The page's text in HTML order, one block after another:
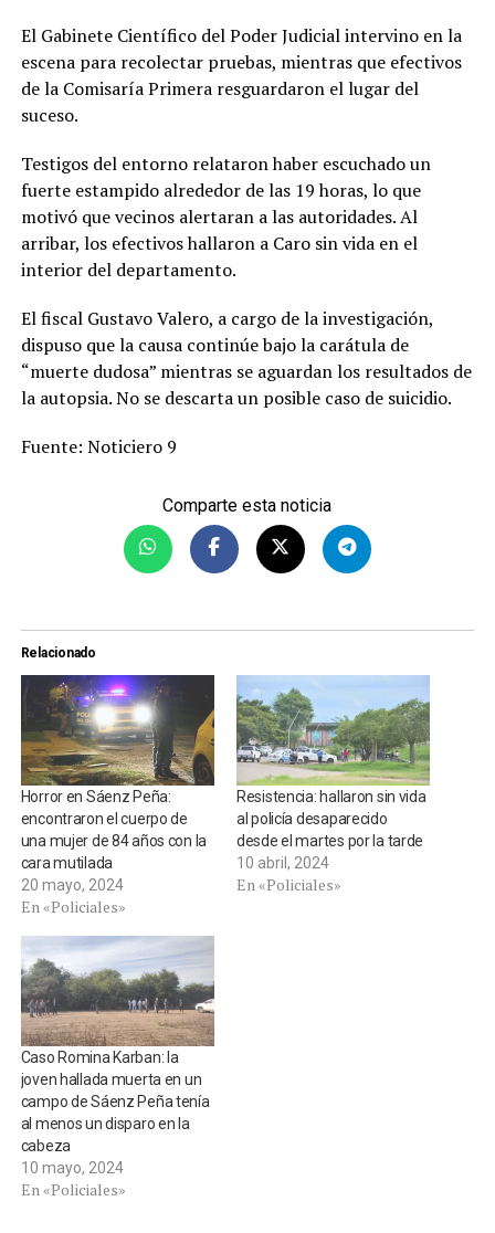
El Gabinete Científico del Poder Judicial intervino en la
escena para recolectar pruebas, mientras que efectivos
de la Comisaría Primera resguardaron el lugar del
suceso.
Testigos del entorno relataron haber escuchado un
fuerte estampido alrededor de las 19 horas, lo que
motivó que vecinos alertaran a las autoridades. Al
arribar, los efectivos hallaron a Caro sin vida en el
interior del departamento.
El fiscal Gustavo Valero, a cargo de la investigación,
dispuso que la causa continúe bajo la carátula de
“muerte dudosa” mientras se aguardan los resultados de
la autopsia. No se descarta un posible caso de suicidio.
Fuente: Noticiero 9
Comparte esta noticia
Relacionado
Horror en Sáenz Peña:
encontraron el cuerpo de
una mujer de 84 años con la
cara mutilada
20 mayo, 2024
En «Policiales»
Resistencia: hallaron sin vida
al policía desaparecido
desde el martes por la tarde
10 abril, 2024
En «Policiales»
Caso Romina Karban: la
joven hallada muerta en un
campo de Sáenz Peña tenía
al menos un disparo en la
cabeza
10 mayo, 2024
En «Policiales»